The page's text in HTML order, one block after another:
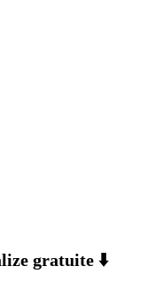
gratuite ⬇️